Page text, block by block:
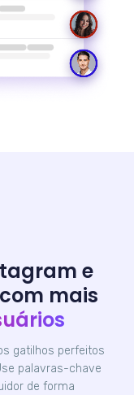
e
mais
gatilhos perfeitos
palavras-chave
de forma